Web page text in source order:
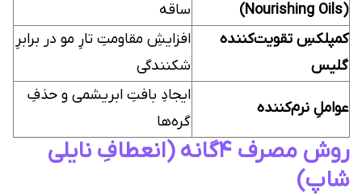
(Nourishing Oils)
ساقه
کمپلکسِ تقویت‌کننده
گلیس
افزایشِ مقاومتِ تارِ مو در برابرِ
شکنندگی
عواملِ نرم‌کننده
ایجادِ بافتِ ابریشمی و حذفِ
گره‌ها
روش مصرف ۴گانه (انعطافِ نایلی
شاپ)